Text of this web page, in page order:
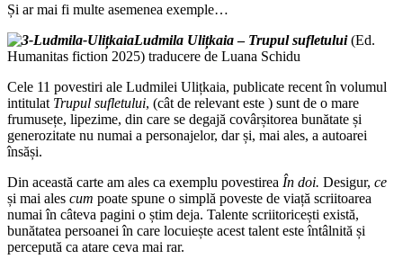
Și ar mai fi multe asemenea exemple…
Ludmila Ulițkaia – Trupul sufletului(Ed.
Humanitas fiction 2025) traducere de Luana Schidu
Cele 11 povestiri ale Ludmilei Ulițkaia, publicate recent în volumul
intitulat Trupul sufletului, (cât de relevant este ) sunt de o mare
frumusețe, lipezime, din care se degajă covârșitorea bunătate și
generozitate nu numai a personajelor, dar și, mai ales, a autoarei
însăși.
Din această carte am ales ca exemplu povestirea În doi. Desigur, ce
și mai ales cum poate spune o simplă poveste de viață scriitoarea
numai în câteva pagini o știm deja. Talente scriitoricești există,
bunătatea persoanei în care locuiește acest talent este întâlnită și
percepută ca atare ceva mai rar.